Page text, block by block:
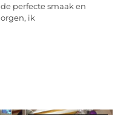
perfecte smaak en
ik